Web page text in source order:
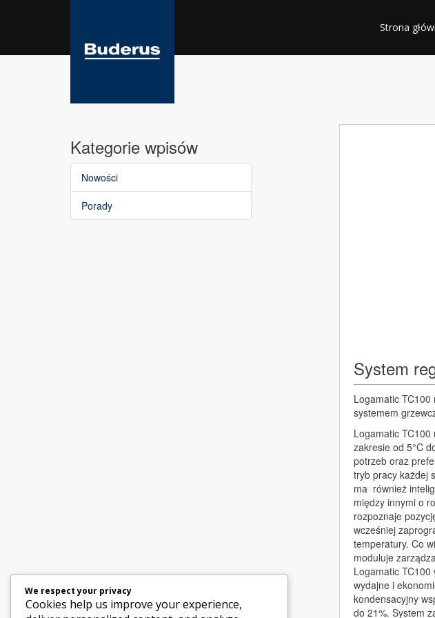
Strona
Kategorie wpisów
Nowości
Porady
System
Logamatic
systemem
Logamatic
zakresie od 5°C
potrzeb oraz
tryb pracy każdej
ma również
między innymi o
rozpoznaje
wcześniej
temperatury. Co
moduluje
Logamatic
wydajne i
kondensacyjny
do 21%. System
We respect your privacy
Cookies help us improve your experience,